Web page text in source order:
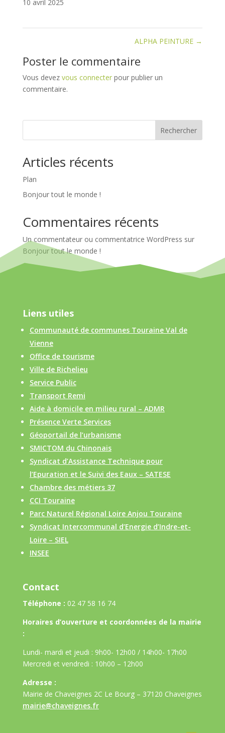
10 avril 2025
ALPHA PEINTURE →
Poster le commentaire
Vous devez vous connecterpour publier un
commentaire.
Rechercher
Articles récents
Plan
Bonjour tout le monde !
Commentaires récents
Un commentateur ou commentatrice WordPress sur
Bonjour tout le monde !
Liens utiles
Communauté de communes Touraine Val de
Vienne
Office de tourisme
Ville de Richelieu
Service Public
Transport Remi
Aide à domicile en milieu rural – ADMR
Présence Verte Services
Géoportail de l’urbanisme
SMICTOM du Chinonais
Syndicat d’Assistance Technique pour
l’Epuration et le Suivi des Eaux – SATESE
Chambre des métiers 37
CCI Touraine
Parc Naturel Régional Loire Anjou Touraine
Syndicat Intercommunal d’Energie d’Indre-et-
Loire – SIEL
INSEE
Contact
Téléphone : 02 47 58 16 74
Horaires d’ouverture et coordonnées de la mairie
:
Lundi- mardi et jeudi : 9h00- 12h00 / 14h00- 17h00
Mercredi et vendredi : 10h00 – 12h00
Adresse :
Mairie de Chaveignes 2C Le Bourg – 37120 Chaveignes
mairie@chaveignes.fr